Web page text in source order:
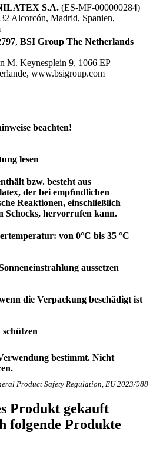
S.A. (ES-MF-000000284)
Alcorcón, Madrid, Spanien,
, BSI Group The Netherlands
M. Keynesplein 9, 1066 EP
www.bsigroup.com
beachten!
lesen
bzw. besteht aus
der bei empﬁndlichen
Reaktionen, einschließlich
Schocks, hervorrufen kann.
von 0°C bis 35 °C
aussetzen
die Verpackung beschädigt ist
bestimmt. Nicht
Product Safety Regulation, EU 2023/988
Produkt gekauft
folgende Produkte